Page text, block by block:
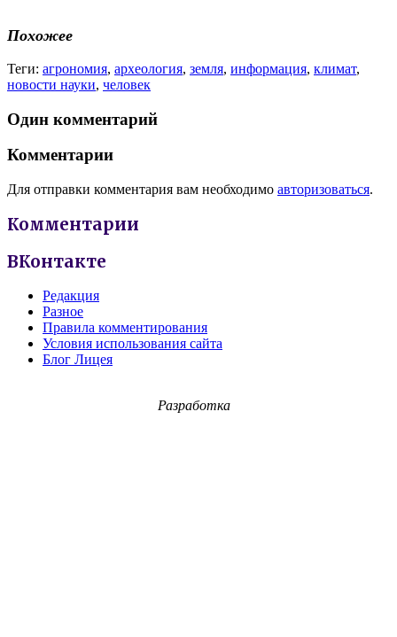
Похожее
Теги: агрономия, археология, земля, информация, климат,
новости науки, человек
Один комментарий
Комментарии
Для отправки комментария вам необходимо авторизоваться.
Комментарии
ВКонтакте
Редакция
Разное
Правила комментирования
Условия использования сайта
Блог Лицея
Разработка